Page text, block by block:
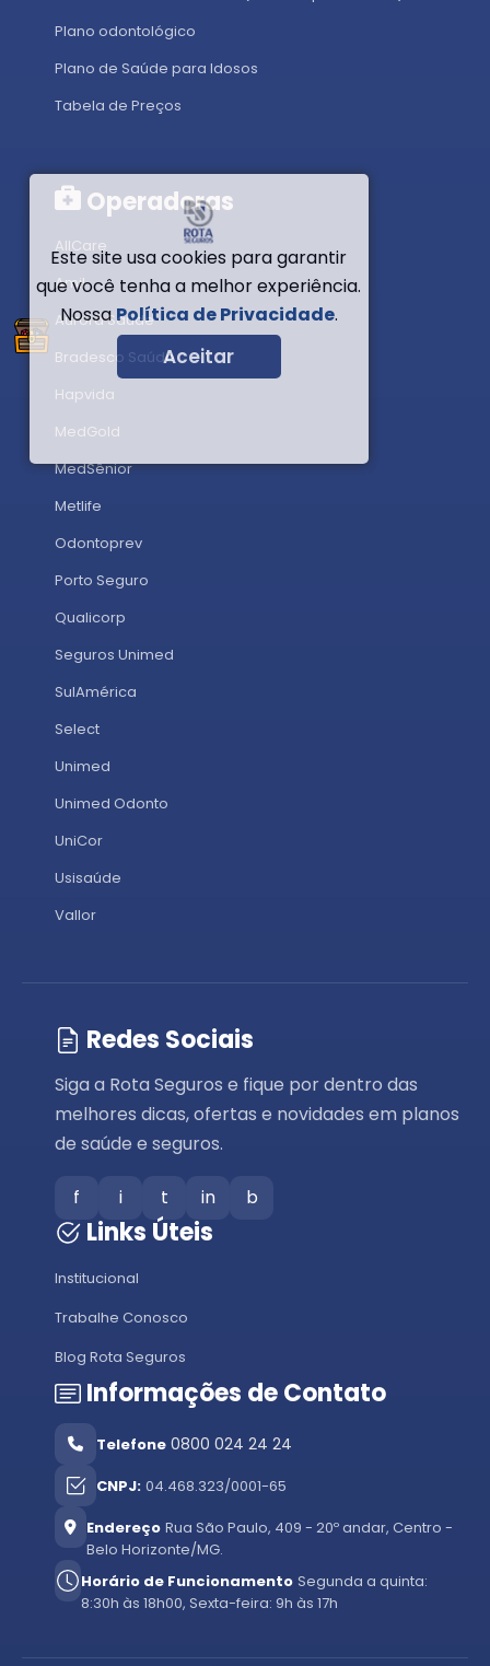
Plano odontológico
Plano de Saúde para Idosos
Tabela de Preços
Operadoras
AllCare
Amil
Aurora Saúde
Bradesco Saúde
Hapvida
MedGold
MedSênior
Metlife
Odontoprev
Porto Seguro
Qualicorp
Seguros Unimed
SulAmérica
Select
Unimed
Unimed Odonto
UniCor
Usisaúde
Vallor
Redes Sociais
Siga a Rota Seguros e fique por dentro das
melhores dicas, ofertas e novidades em planos
de saúde e seguros.
f i t in b
Links Úteis
Institucional
Trabalhe Conosco
Blog Rota Seguros
Informações de Contato
Telefone 0800 024 24 24
CNPJ: 04.468.323/0001-65
Endereço Rua São Paulo, 409 - 20º andar, Centro -
Belo Horizonte/MG.
Horário de Funcionamento Segunda a quinta:
8:30h às 18h00, Sexta-feira: 9h às 17h
Este site usa cookies para garantir
que você tenha a melhor experiência.
NossaPolítica de Privacidade.
Aceitar